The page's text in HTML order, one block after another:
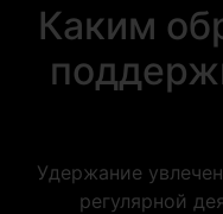
Каким
Удержание
регулярной